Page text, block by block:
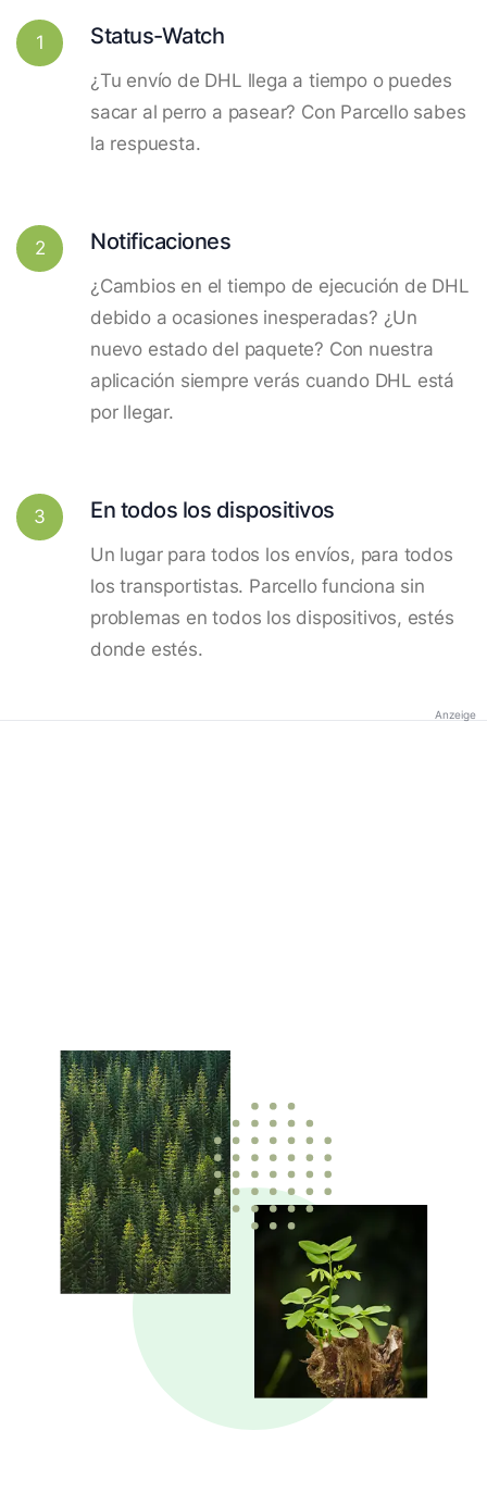
1 Status-Watch
¿Tu envío de DHL llega a tiempo o puedes
sacar al perro a pasear? Con Parcello sabes
la respuesta.
2 Notificaciones
¿Cambios en el tiempo de ejecución de DHL
debido a ocasiones inesperadas? ¿Un
nuevo estado del paquete? Con nuestra
aplicación siempre verás cuando DHL está
por llegar.
3 En todos los dispositivos
Un lugar para todos los envíos, para todos
los transportistas. Parcello funciona sin
problemas en todos los dispositivos, estés
donde estés.
Anzeige